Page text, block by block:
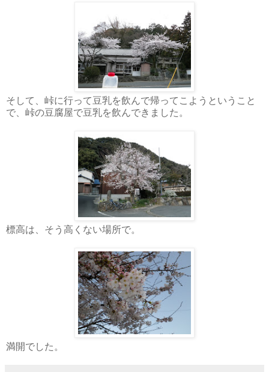
そして、峠に行って豆乳を飲んで帰ってこようということ
で、峠の豆腐屋で豆乳を飲んできました。
標高は、そう高くない場所で。
満開でした。